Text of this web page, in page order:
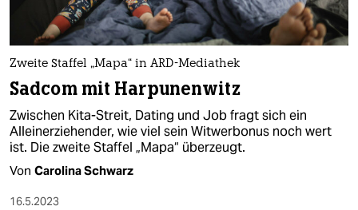
Zweite Staffel „Mapa“ in ARD-Mediathek
Sadcom mit Harpunenwitz
Zwischen Kita-Streit, Dating und Job fragt sich ein
Alleinerziehender, wie viel sein Witwerbonus noch wert
ist. Die zweite Staffel „Mapa“ überzeugt.
Von Carolina Schwarz
16.5.2023